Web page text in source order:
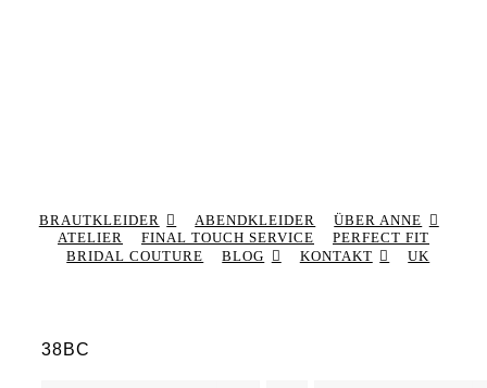
BRAUTKLEIDER ABENDKLEIDER
ÜBER ANNE
ATELIER
FINAL TOUCH SERVICE
PERFECT FIT
BRIDAL COUTURE
BLOG KONTAKT UK
38BC